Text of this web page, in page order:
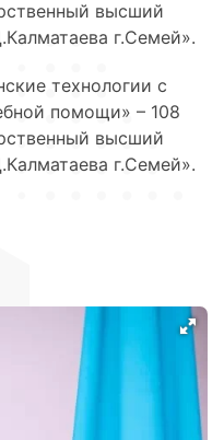
высший
г.Семей».
технологии с
помощи» – 108
высший
г.Семей».